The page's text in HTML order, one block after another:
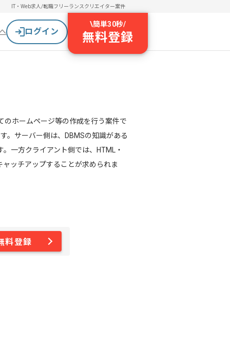
IT・Web求人/転職フリーランスクリエイター案件
ログイン
\簡単30秒/
無料登録
のホームページ等の作成を行う案件で
。サーバー側は、DBMSの知識がある
一方クライアント側では、HTML・
ッチアップすることが求められま
料登録